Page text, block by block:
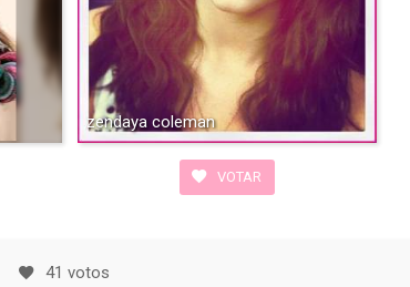
zendaya coleman
VOTAR
41 votos